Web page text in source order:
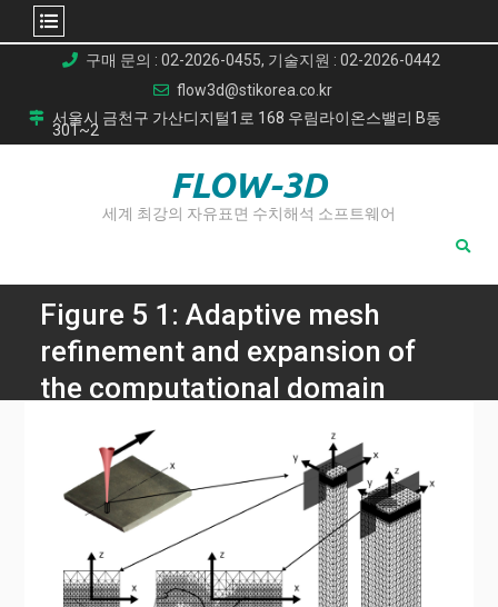
content
구매 문의 : 02-2026-0455, 기술지원 : 02-2026-0442
flow3d@stikorea.co.kr
서울시 금천구 가산디지털1로 168 우림라이온스밸리 B동
301~2
FLOW-3D
세계 최강의 자유표면 수치해석 소프트웨어
Figure 5 1: Adaptive mesh
refinement and expansion of
the computational domain
레이저 빔 용접 중 변형 최소화를 위한 시뮬레이션 기반 방법
론 연구
Figure 5 1: Adaptive mesh refinement and expansion of the
computational domain